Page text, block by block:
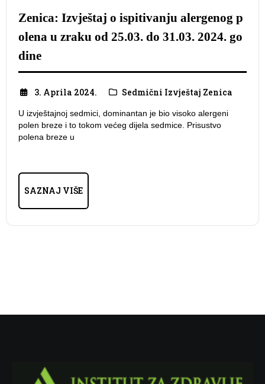
Zenica: Izvještaj o ispitivanju alergenog p
olena u zraku od 25.03. do 31.03. 2024. go
dine
3. Aprila 2024. Sedmični Izvještaj Zenica
U izvještajnoj sedmici, dominantan je bio visoko alergeni
polen breze i to tokom većeg dijela sedmice. Prisustvo
polena breze u
SAZNAJ VIŠE